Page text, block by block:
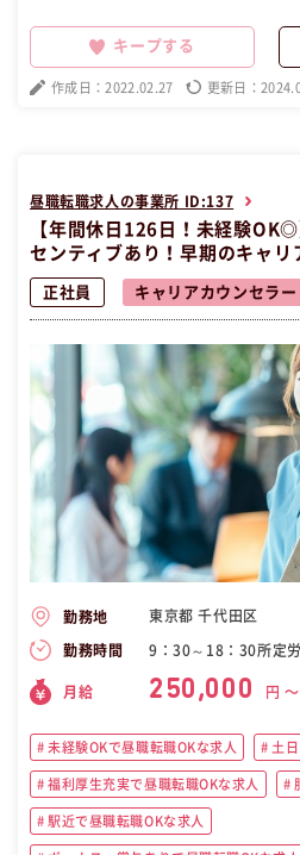
キープする
作成日：2022.02.27 更新日：
昼職転職求人の事業所 ID:137
【年間休日126日！未経験
センティブあり！早期のキャ
正社員 キャリアカウンセラー
勤務地 東京都 千代田区
勤務時間 9：30～18：30所定
月給 250,000 円 〜
未経験OKで昼職転職OKな求人 土
福利厚生充実で昼職転職OKな求人
駅近で昼職転職OKな求人